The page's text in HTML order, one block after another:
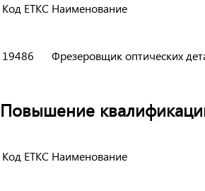
Код ЕТКС Наименование
19486 Фрезеровщик оптических
Повышение
Код ЕТКС Наименование